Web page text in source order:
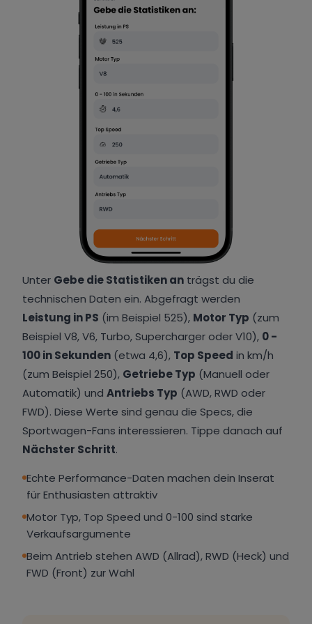
Unter Gebe die Statistiken an trägst du die
technischen Daten ein. Abgefragt werden
Leistung in PS (im Beispiel 525), Motor Typ (zum
Beispiel V8, V6, Turbo, Supercharger oder V10), 0 -
100 in Sekunden (etwa 4,6), Top Speed in km/h
(zum Beispiel 250), Getriebe Typ (Manuell oder
Automatik) und Antriebs Typ (AWD, RWD oder
FWD). Diese Werte sind genau die Specs, die
Sportwagen-Fans interessieren. Tippe danach auf
Nächster Schritt.
Echte Performance-Daten machen dein Inserat
für Enthusiasten attraktiv
Motor Typ, Top Speed und 0-100 sind starke
Verkaufsargumente
Beim Antrieb stehen AWD (Allrad), RWD (Heck) und
FWD (Front) zur Wahl